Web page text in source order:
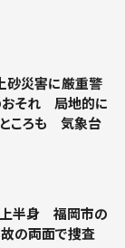
砂災害に厳重警
それ 局地的に
ころも 気象台
上半身 福岡市の
の両面で捜査